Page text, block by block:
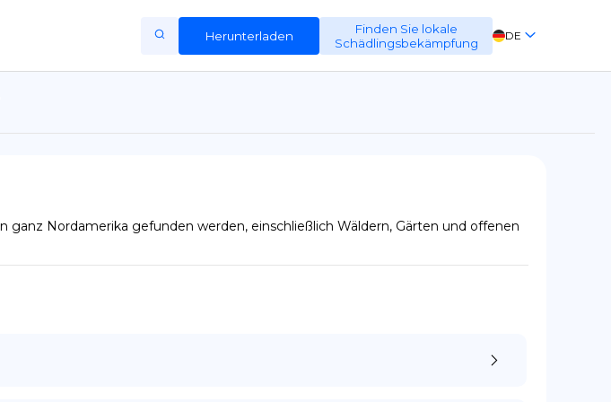
Herunterladen
Finden Sie lokale
Schädlingsbekämpfung
DE
EN
Policy
ganz Nordamerika gefunden werden, einschließlich Wäldern, Gärten und offenen